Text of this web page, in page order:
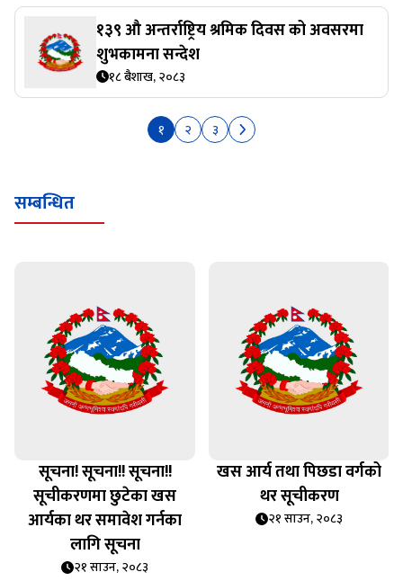
१३९ औ अन्तर्राष्ट्रिय श्रमिक दिवस को अवसरमा
शुभकामना सन्देश
१८ बैशाख, २०८३
१ २ ३
सम्बन्धित
सूचना! सूचना!! सूचना!!
सूचीकरणमा छुटेका खस
आर्यका थर समावेश गर्नका
लागि सूचना
२१ साउन, २०८३
खस आर्य तथा पिछडा वर्गको
थर सूचीकरण
२१ साउन, २०८३